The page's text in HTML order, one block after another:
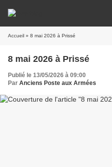
Accueil » 8 mai 2026 à Prissé
8 mai 2026 à Prissé
Publié le 13/05/2026 à 09:00
Par Anciens Poste aux Armées